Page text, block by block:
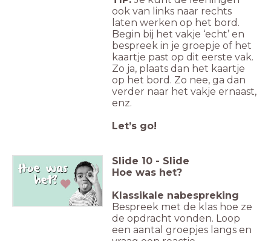
ook van links naar rechts
laten werken op het bord.
Begin bij het vakje ‘echt’ en
bespreek in je groepje of het
kaartje past op dit eerste vak.
Zo ja, plaats dan het kaartje
op het bord. Zo nee, ga dan
verder naar het vakje ernaast,
enz.
Let’s go!
Slide 10 - Slide
Hoe was het?
Klassikale nabespreking
Bespreek met de klas hoe ze
de opdracht vonden. Loop
een aantal groepjes langs en